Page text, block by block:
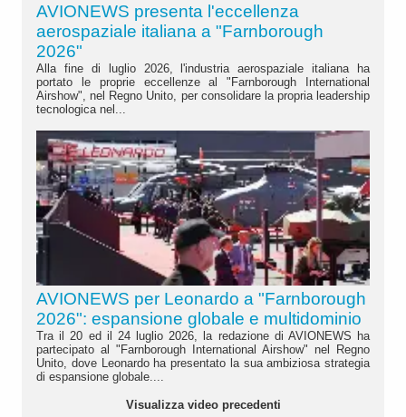
AVIONEWS presenta l'eccellenza
aerospaziale italiana a "Farnborough
2026"
Alla fine di luglio 2026, l'industria aerospaziale italiana ha
portato le proprie eccellenze al "Farnborough International
Airshow", nel Regno Unito, per consolidare la propria leadership
tecnologica nel...
AVIONEWS per Leonardo a "Farnborough
2026": espansione globale e multidominio
Tra il 20 ed il 24 luglio 2026, la redazione di AVIONEWS ha
partecipato al "Farnborough International Airshow" nel Regno
Unito, dove Leonardo ha presentato la sua ambiziosa strategia
di espansione globale....
Visualizza video precedenti